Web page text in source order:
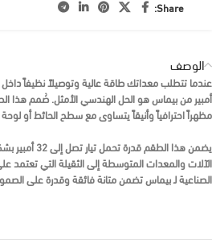
Share:
الوصف
عندما تتطلب معداتك طاقة عالية وتوصيلاً نظيفاً داخل
أمبير من بيماسهو الحل الهندسي الأمثل. صُمم هذا
مظهراً احترافياً وأنيقاً يتساوى مع سطح الحائط أو
يضمن هذا الطقم قدرة تحمل تيار تصل إلى32 أمبير
الآلات والمعدات المتوسطة إلى الثقيلة التي تعتمد
الصناعية لـبيماستضمن متانة فائقة وقدرة على